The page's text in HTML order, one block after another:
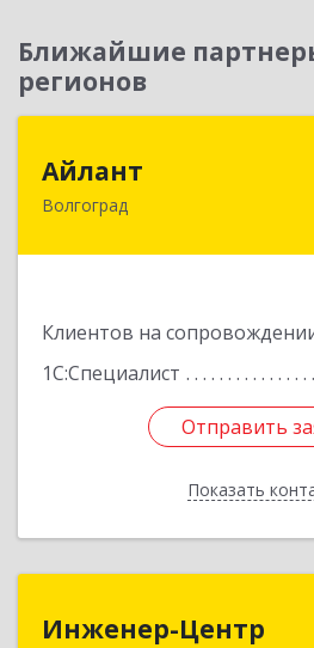
Ближайшие
регионов
Айлант
Волгоград
Клиентов на
1С:Специалист
Отправить
Показать
400001, Волгоградская
Отправить
Назад
Инженер-Центр